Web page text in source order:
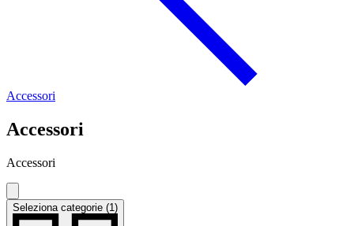
Accessori
Accessori
Accessori
Seleziona categorie (1)